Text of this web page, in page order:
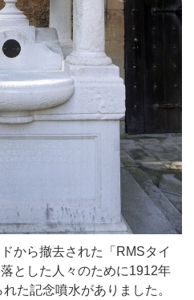
から撤去された「RMSタイ
とした人々のために1912年
た記念噴水がありました。